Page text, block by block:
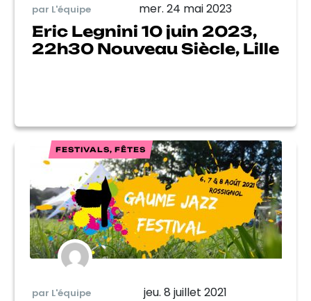
par L'équipe mer. 24 mai 2023
Eric Legnini 10 juin 2023,
22h30 Nouveau Siècle, Lille
FESTIVALS, FÊTES
par L'équipe jeu. 8 juillet 2021